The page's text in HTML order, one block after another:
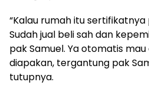
“Kalau rumah itu
Sudah jual beli sah dan
pak Samuel. Ya otomatis
diapakan, tergantung pak
tutupnya.